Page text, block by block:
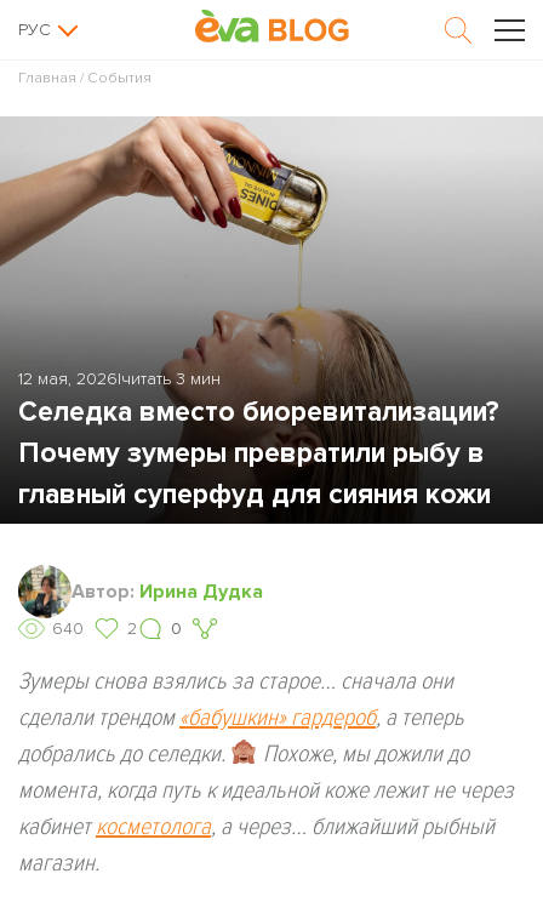
РУС
Главная / События
12 мая, 2026|читать 3 мин
Селедка вместо биоревитализации?
Почему зумеры превратили рыбу в
главный суперфуд для сияния кожи
Автор: Ирина Дудка
640 2 0
Зумеры снова взялись за старое… сначала они
сделали трендом «бабушкин» гардероб, а теперь
добрались до селедки.
Похоже, мы дожили до
момента, когда путь к идеальной коже лежит не через
кабинеткосметолога, а через… ближайший рыбный
магазин.